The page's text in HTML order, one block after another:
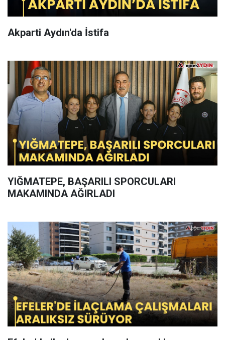
Akparti Aydın'da İstifa
YIĞMATEPE, BAŞARILI SPORCULARI
MAKAMINDA AĞIRLADI